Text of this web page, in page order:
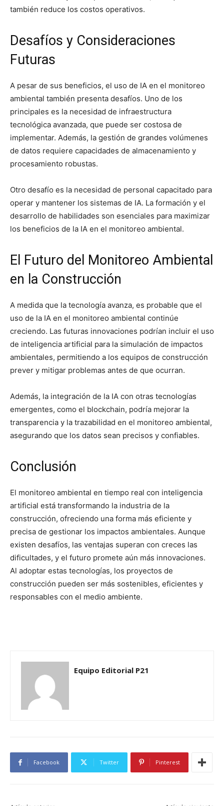
también reduce los costos operativos.
Desafíos y Consideraciones
Futuras
A pesar de sus beneficios, el uso de IA en el monitoreo
ambiental también presenta desafíos. Uno de los
principales es la necesidad de infraestructura
tecnológica avanzada, que puede ser costosa de
implementar. Además, la gestión de grandes volúmenes
de datos requiere capacidades de almacenamiento y
procesamiento robustas.
Otro desafío es la necesidad de personal capacitado para
operar y mantener los sistemas de IA. La formación y el
desarrollo de habilidades son esenciales para maximizar
los beneficios de la IA en el monitoreo ambiental.
El Futuro del Monitoreo Ambiental
en la Construcción
A medida que la tecnología avanza, es probable que el
uso de la IA en el monitoreo ambiental continúe
creciendo. Las futuras innovaciones podrían incluir el uso
de inteligencia artificial para la simulación de impactos
ambientales, permitiendo a los equipos de construcción
prever y mitigar problemas antes de que ocurran.
Además, la integración de la IA con otras tecnologías
emergentes, como el blockchain, podría mejorar la
transparencia y la trazabilidad en el monitoreo ambiental,
asegurando que los datos sean precisos y confiables.
Conclusión
El monitoreo ambiental en tiempo real con inteligencia
artificial está transformando la industria de la
construcción, ofreciendo una forma más eficiente y
precisa de gestionar los impactos ambientales. Aunque
existen desafíos, las ventajas superan con creces las
dificultades, y el futuro promete aún más innovaciones.
Al adoptar estas tecnologías, los proyectos de
construcción pueden ser más sostenibles, eficientes y
responsables con el medio ambiente.
Equipo Editorial P21
Facebook Twitter Pinterest